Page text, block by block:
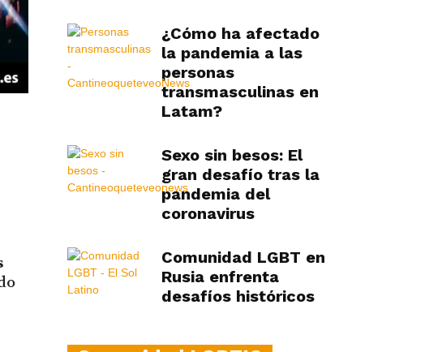
¿Cómo ha afectado
la pandemia a las
personas
transmasculinas en
Latam?
Sexo sin besos: El
gran desafío tras la
pandemia del
coronavirus
Comunidad LGBT en
Rusia enfrenta
desafíos históricos